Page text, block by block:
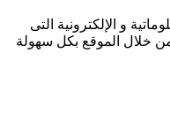
و الإلكترونية التى
من خلال الموقع بكل سهولة